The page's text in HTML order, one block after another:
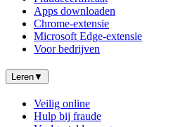
Apps downloaden
Chrome-extensie
Microsoft Edge-extensie
Voor bedrijven
Leren▼
Veilig online
Hulp bij fraude